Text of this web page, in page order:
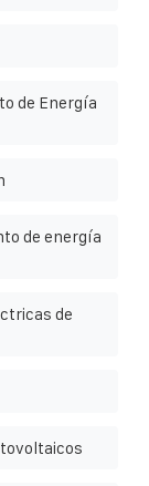
de Energía
de energía
de